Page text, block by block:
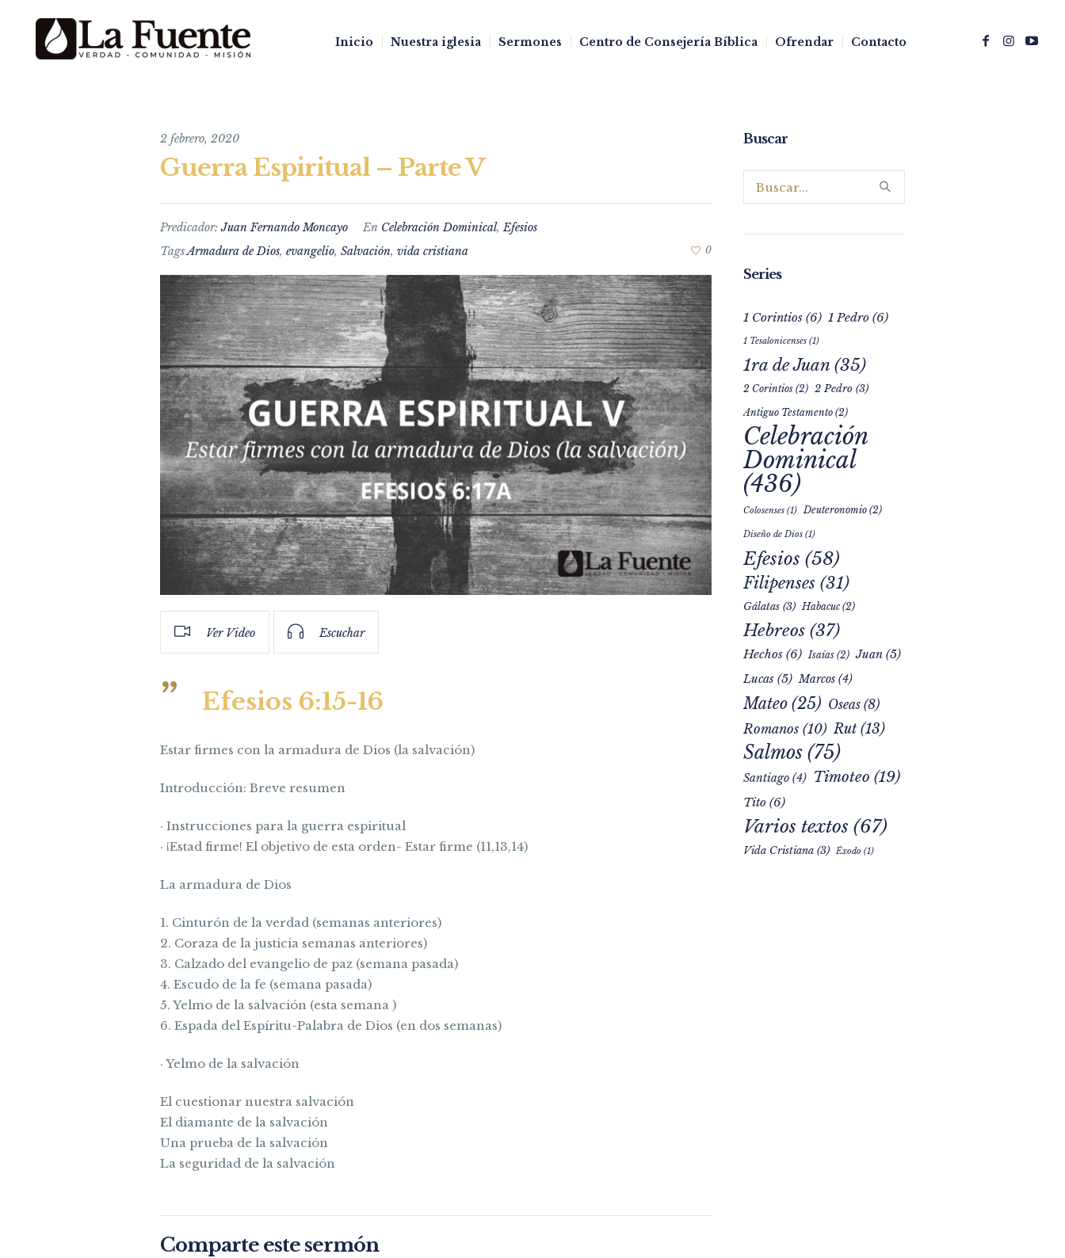
Inicio Nuestra iglesia Sermones Centro de Consejería Bíblica Ofrendar Contacto
2 febrero, 2020
Guerra Espiritual – Parte V
Predicador:Juan Fernando Moncayo En Celebración Dominical,Efesios
TagsArmadura de Dios, evangelio, Salvación, vida cristiana 0
Ver Video Escuchar
Efesios 6:15-16
Estar firmes con la armadura de Dios (la salvación)
Introducción: Breve resumen
· Instrucciones para la guerra espiritual
· ¡Estad firme! El objetivo de esta orden- Estar firme (11,13,14)
La armadura de Dios
1. Cinturón de la verdad (semanas anteriores)
2. Coraza de la justicia semanas anteriores)
3. Calzado del evangelio de paz (semana pasada)
4. Escudo de la fe (semana pasada)
5. Yelmo de la salvación (esta semana )
6. Espada del Espíritu-Palabra de Dios (en dos semanas)
· Yelmo de la salvación
El cuestionar nuestra salvación
El diamante de la salvación
Una prueba de la salvación
La seguridad de la salvación
Comparte este sermón
Buscar
Series
1 Corintios(6) 1 Pedro(6)
1 Tesalonicenses(1)
1ra de Juan(35)
2 Corintios(2) 2 Pedro(3)
Antiguo Testamento(2)
Celebración
Dominical
(436)
Colosenses(1) Deuteronomio(2)
Diseño de Dios(1)
Efesios (58)
Filipenses(31)
Gálatas(3) Habacuc(2)
Hebreos(37)
Hechos(6) Isaías(2) Juan(5)
Lucas (5) Marcos(4)
Mateo(25) Oseas(8)
Romanos(10) Rut(13)
Salmos(75)
Santiago(4) Timoteo (19)
Tito(6)
Varios textos (67)
Vida Cristiana(3) Éxodo (1)